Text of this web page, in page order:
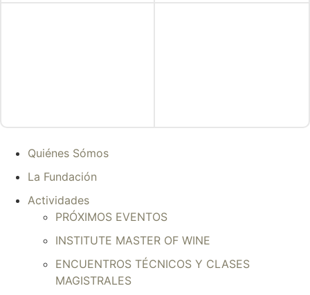
Quiénes Sómos
La Fundación
Actividades
PRÓXIMOS EVENTOS
INSTITUTE MASTER OF WINE
ENCUENTROS TÉCNICOS Y CLASES
MAGISTRALES